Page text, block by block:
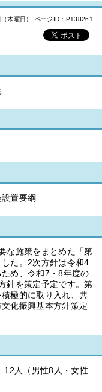
木曜日） ページID：P138261
置要綱
な施策をまとめた「第
た。2次方針は令和4
め、令和7・8年度の
針を策定予定です。第
極的に取り入れ、共
化振興基本方針策定
人（男性8人・女性